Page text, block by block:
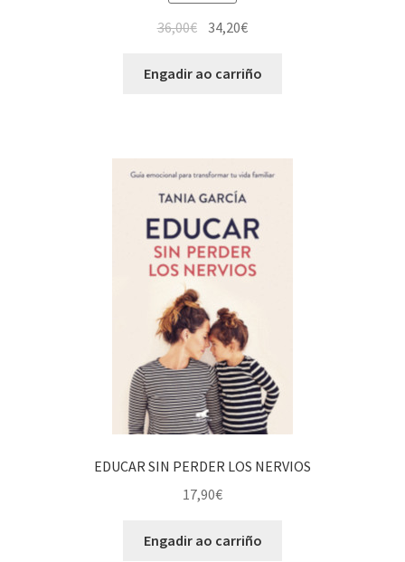
36,00€ 34,20€
Engadir ao carriño
EDUCAR SIN PERDER LOS NERVIOS
17,90€
Engadir ao carriño